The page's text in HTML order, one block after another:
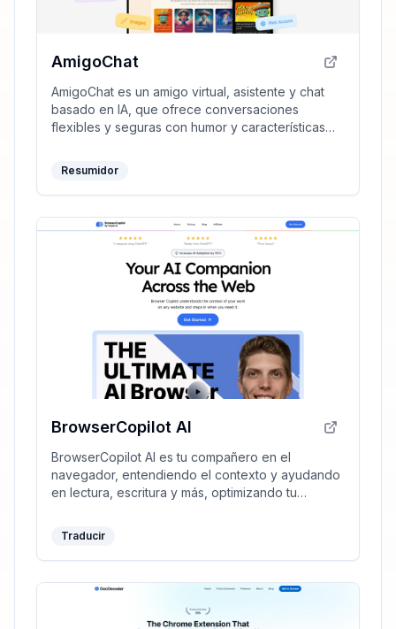
AmigoChat
AmigoChat es un amigo virtual, asistente y chat
basado en IA, que ofrece conversaciones
flexibles y seguras con humor y características
Resumidor
BrowserCopilot AI
BrowserCopilot AI es tu compañero en el
navegador, entendiendo el contexto y ayudando
en lectura, escritura y más, optimizando tu
Traducir